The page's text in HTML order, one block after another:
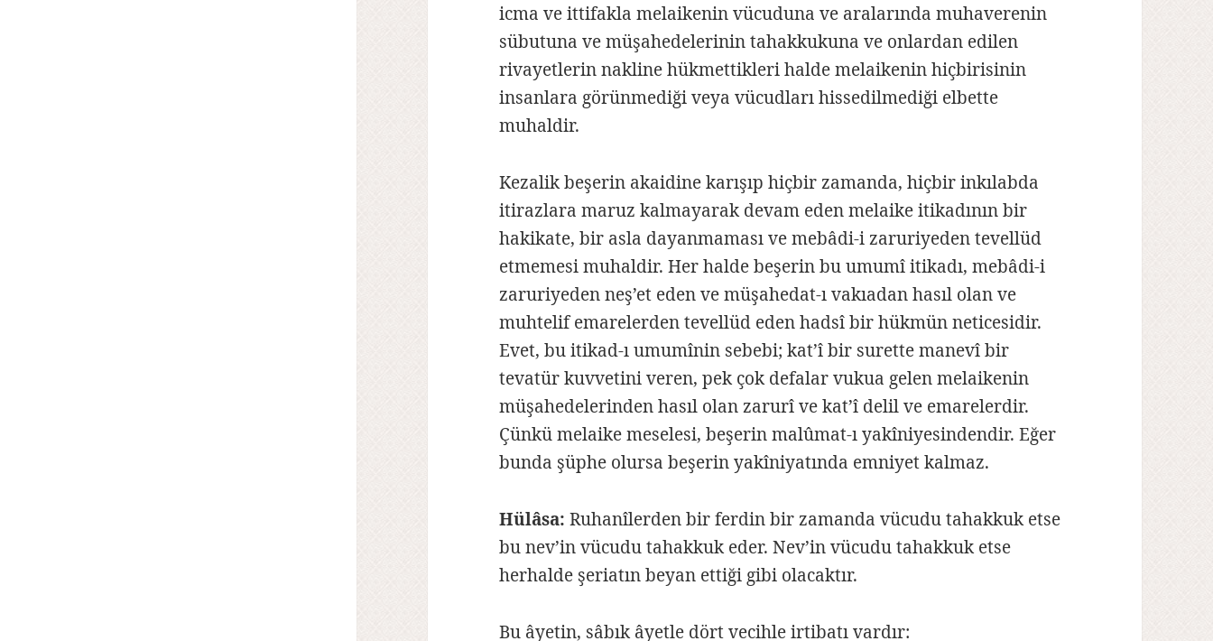
icma ve ittifakla melaikenin vücuduna ve aralarında muhaverenin
sübutuna ve müşahedelerinin tahakkukuna ve onlardan edilen
rivayetlerin nakline hükmettikleri halde melaikenin hiçbirisinin
insanlara görünmediği veya vücudları hissedilmediği elbette
muhaldir.
Kezalik beşerin akaidine karışıp hiçbir zamanda, hiçbir inkılabda
itirazlara maruz kalmayarak devam eden melaike itikadının bir
hakikate, bir asla dayanmaması ve mebâdi-i zaruriyeden tevellüd
etmemesi muhaldir. Her halde beşerin bu umumî itikadı, mebâdi-i
zaruriyeden neş’et eden ve müşahedat-ı vakıadan hasıl olan ve
muhtelif emarelerden tevellüd eden hadsî bir hükmün neticesidir.
Evet, bu itikad-ı umumînin sebebi; kat’î bir surette manevî bir
tevatür kuvvetini veren, pek çok defalar vukua gelen melaikenin
müşahedelerinden hasıl olan zarurî ve kat’î delil ve emarelerdir.
Çünkü melaike meselesi, beşerin malûmat-ı yakîniyesindendir. Eğer
bunda şüphe olursa beşerin yakîniyatında emniyet kalmaz.
Hülâsa: Ruhanîlerden bir ferdin bir zamanda vücudu tahakkuk etse
bu nev’in vücudu tahakkuk eder. Nev’in vücudu tahakkuk etse
herhalde şeriatın beyan ettiği gibi olacaktır.
Bu âyetin, sâbık âyetle dört vecihle irtibatı vardır: